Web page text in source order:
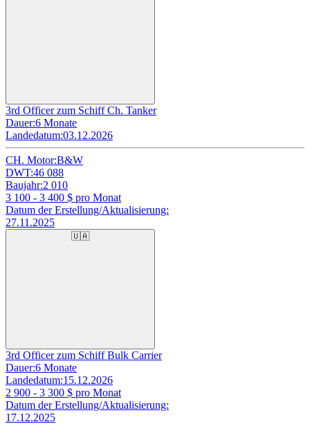
3rd Officer zum Schiff Ch. Tanker
Dauer:6 Monate
Landedatum:03.12.2026
CH. Motor:B&W
DWT:46 088
Baujahr:2 010
3 100 - 3 400 $ pro Monat
Datum der Erstellung/Aktualisierung:
27.11.2025
🇺🇦
3rd Officer zum Schiff Bulk Carrier
Dauer:6 Monate
Landedatum:15.12.2026
2 900 - 3 300 $ pro Monat
Datum der Erstellung/Aktualisierung:
17.12.2025